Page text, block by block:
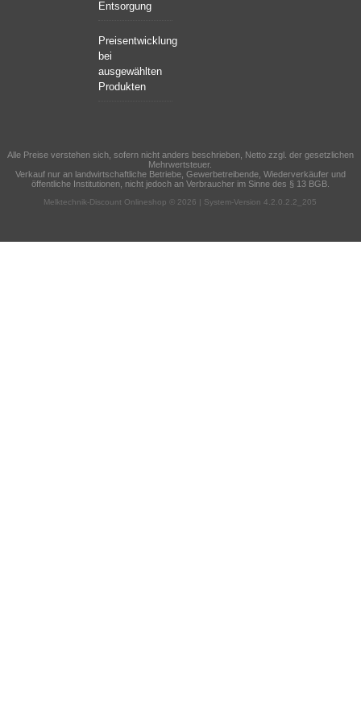
Entsorgung
Preisentwicklung
bei
ausgewählten
Produkten
Alle Preise verstehen sich, sofern nicht anders beschrieben, Netto zzgl. der gesetzlichen
Mehrwertsteuer.
Verkauf nur an landwirtschaftliche Betriebe, Gewerbetreibende, Wiederverkäufer und
öffentliche Institutionen, nicht jedoch an Verbraucher im Sinne des § 13 BGB.
Melktechnik-Discount Onlineshop © 2026 | System-Version 4.2.0.2.2_205